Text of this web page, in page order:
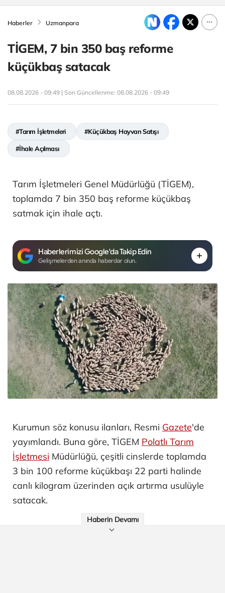
Haberler Uzmanpara
TİGEM, 7 bin 350 baş reforme
küçükbaş satacak
08.08.2026 - 09:49 | Son Güncellenme: 08.08.2026 - 09:49
#Tarım İşletmeleri #Küçükbaş Hayvan Satışı
#İhale Açılması
Tarım İşletmeleri Genel Müdürlüğü (TİGEM),
toplamda 7 bin 350 baş reforme küçükbaş
satmak için ihale açtı.
Haberlerimizi Google'da Takip Edin
Gelişmelerden anında haberdar olun.
Kurumun söz konusu ilanları, Resmi Gazete'de
yayımlandı. Buna göre, TİGEM Polatlı Tarım
İşletmesi Müdürlüğü, çeşitli cinslerde toplamda
3 bin 100 reforme küçükbaşı 22 parti halinde
canlı kilogram üzerinden açık artırma usulüyle
satacak.
Haberin Devamı